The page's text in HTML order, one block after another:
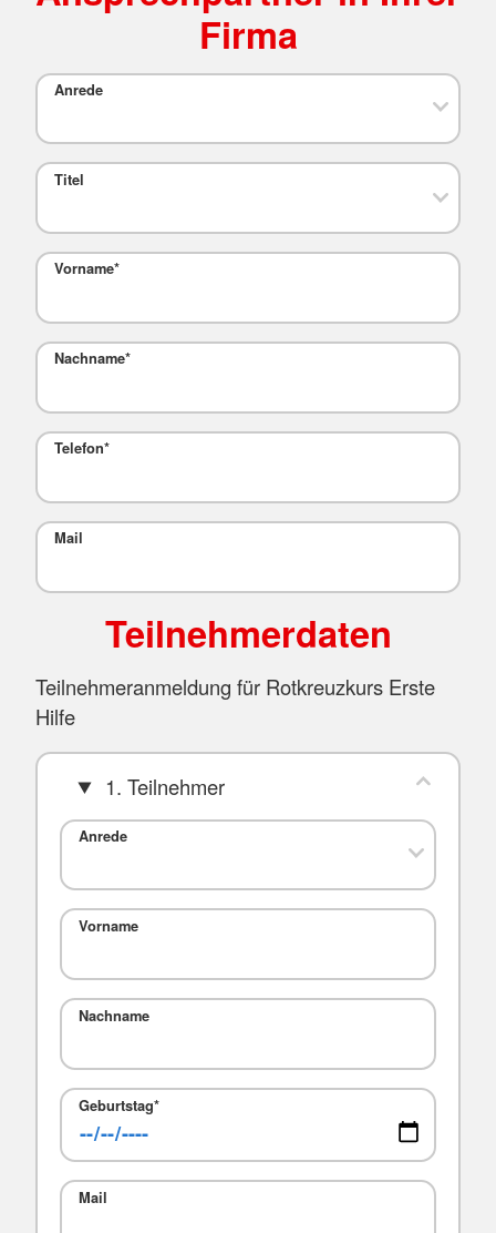
Firma
Anrede
Titel
Vorname*
Nachname*
Telefon*
Mail
Teilnehmerdaten
Teilnehmeranmeldung für Rotkreuzkurs Erste
Hilfe
1. Teilnehmer
Anrede
Vorname
Nachname
Geburtstag*
Mail